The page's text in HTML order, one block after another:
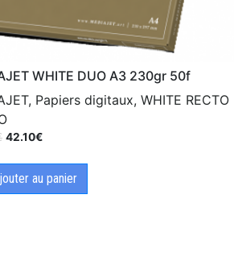
WHITE DUO A3 230gr 50f
Papiers digitaux, WHITE RECTO
42.10€
au panier